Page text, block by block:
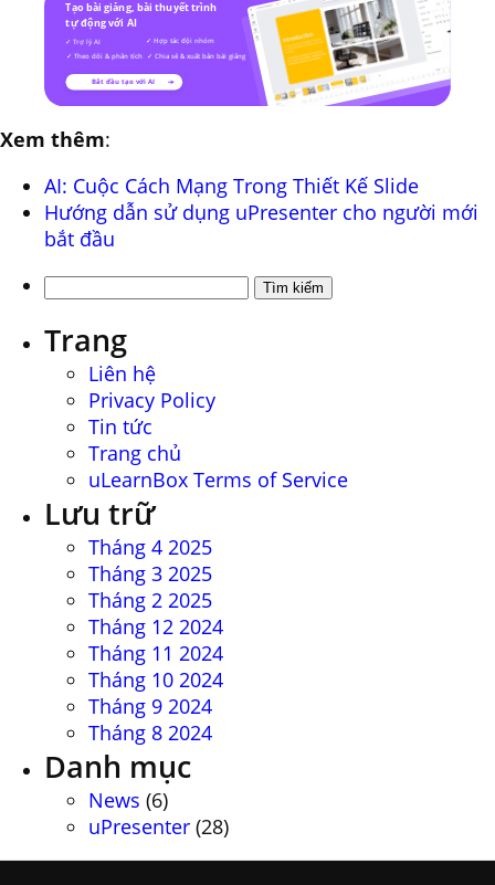
Xem thêm:
AI: Cuộc Cách Mạng Trong Thiết Kế Slide
Hướng dẫn sử dụng uPresenter cho người mới
bắt đầu
Tìm
cho:
Trang
Liên hệ
Privacy Policy
Tin tức
Trang chủ
uLearnBox Terms of Service
Lưu trữ
Tháng 4 2025
Tháng 3 2025
Tháng 2 2025
Tháng 12 2024
Tháng 11 2024
Tháng 10 2024
Tháng 9 2024
Tháng 8 2024
Danh mục
News (6)
uPresenter (28)